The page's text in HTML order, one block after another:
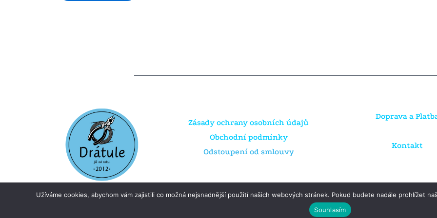
Zásady ochrany osobních údajů
Obchodní podmínky
Odstoupení od smlouvy
Doprava a
Kontakt
Užíváme cookies, abychom vám zajistili co možná nejsnadnější použití našich webových stránek. Pokud budete nadále prohlížet
Souhlasím